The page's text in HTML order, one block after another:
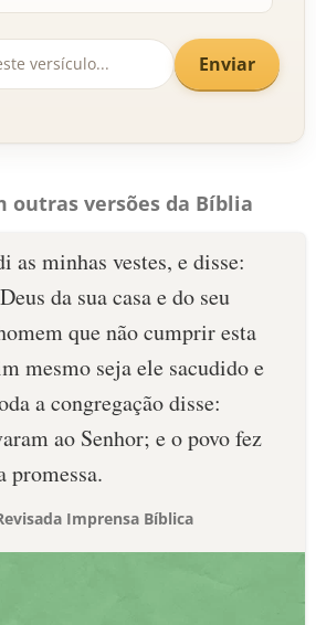
Enviar
outras versões da Bíblia
as minhas vestes, e disse:
da sua casa e do seu
que não cumprir esta
mesmo seja ele sacudido e
a congregação disse:
ao Senhor; e o povo fez
promessa.
Imprensa Bíblica